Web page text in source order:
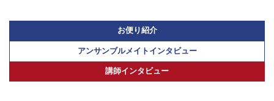
お便り紹介
アンサンブルメイトインタビュー
講師インタビュー